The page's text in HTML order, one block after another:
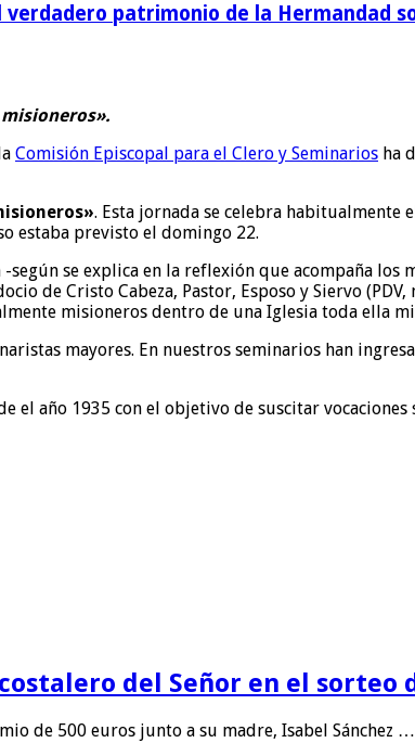
patrimonio de la Hermandad
Comisión Episcopal para el Clero y Seminarios ha
. Esta jornada se celebra habitualmente
estaba previsto el domingo 22.
-según se explica en la reflexión que acompaña
de Cristo Cabeza, Pastor, Esposo y Siervo
misioneros dentro de una Iglesia toda ella
mayores. En nuestros seminarios han
el año 1935 con el objetivo de suscitar
del Señor en el
de 500 euros junto a su madre, Isabel Sánchez …